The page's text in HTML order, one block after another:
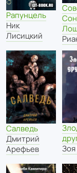
Рапунцель
Ник
Лисицкий
Салведь
Дмитрий
Арефьев